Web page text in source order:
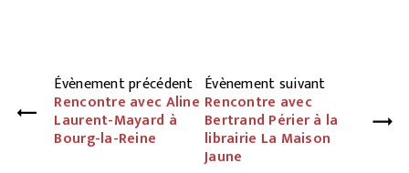
Évènement précédent
Rencontre avec Aline
Laurent-Mayard à
Bourg-la-Reine
Évènement suivant
Rencontre avec
Bertrand Périer à la
librairie La Maison
Jaune